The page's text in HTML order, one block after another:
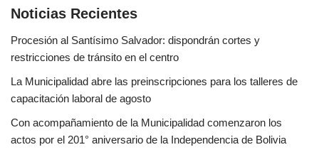
Noticias Recientes
Procesión al Santísimo Salvador: dispondrán cortes y
restricciones de tránsito en el centro
La Municipalidad abre las preinscripciones para los talleres de
capacitación laboral de agosto
Con acompañamiento de la Municipalidad comenzaron los
actos por el 201° aniversario de la Independencia de Bolivia